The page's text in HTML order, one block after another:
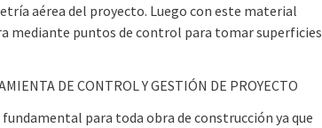
aérea del proyecto. Luego con este material
mediante puntos de control para tomar superficies
DE CONTROL Y GESTIÓN DE PROYECTO
para toda obra de construcción ya que